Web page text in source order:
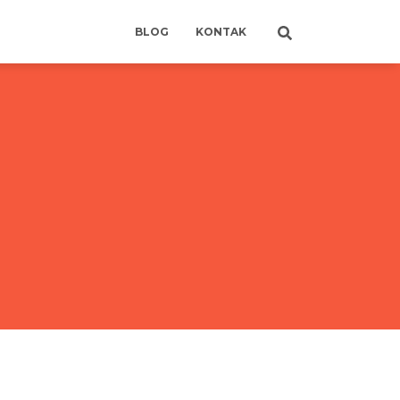
BLOG KONTAK